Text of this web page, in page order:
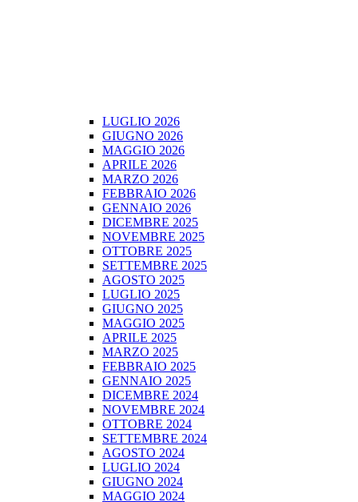
LUGLIO 2026
GIUGNO 2026
MAGGIO 2026
APRILE 2026
MARZO 2026
FEBBRAIO 2026
GENNAIO 2026
DICEMBRE 2025
NOVEMBRE 2025
OTTOBRE 2025
SETTEMBRE 2025
AGOSTO 2025
LUGLIO 2025
GIUGNO 2025
MAGGIO 2025
APRILE 2025
MARZO 2025
FEBBRAIO 2025
GENNAIO 2025
DICEMBRE 2024
NOVEMBRE 2024
OTTOBRE 2024
SETTEMBRE 2024
AGOSTO 2024
LUGLIO 2024
GIUGNO 2024
MAGGIO 2024